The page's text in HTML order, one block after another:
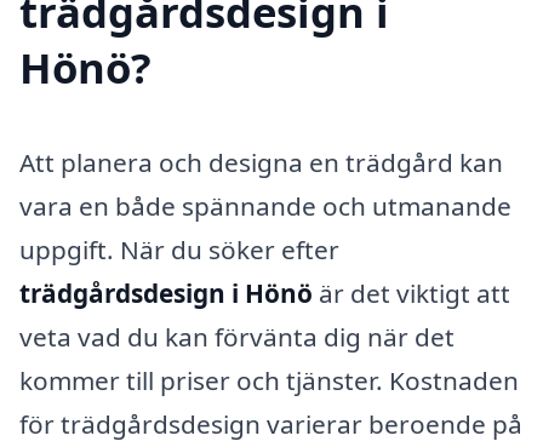
Hönö?
Att planera och designa en trädgård kan
vara en både spännande och utmanande
uppgift. När du söker efter
trädgårdsdesign i Hönö är det viktigt att
veta vad du kan förvänta dig när det
kommer till priser och tjänster. Kostnaden
för trädgårdsdesign varierar beroende på